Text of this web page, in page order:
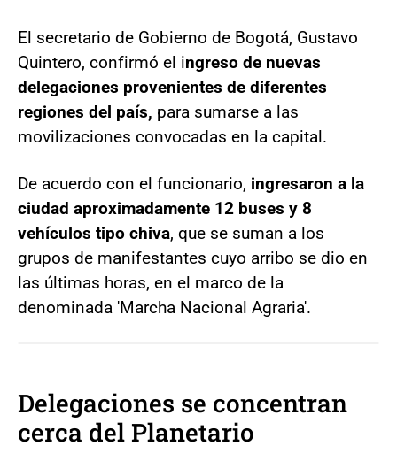
El secretario de Gobierno de Bogotá, Gustavo
Quintero, confirmó el ingreso de nuevas
delegaciones provenientes de diferentes
regiones del país, para sumarse a las
movilizaciones convocadas en la capital.
De acuerdo con el funcionario, ingresaron a la
ciudad aproximadamente 12 buses y 8
vehículos tipo chiva, que se suman a los
grupos de manifestantes cuyo arribo se dio en
las últimas horas, en el marco de la
denominada 'Marcha Nacional Agraria'.
Delegaciones se concentran
cerca del Planetario